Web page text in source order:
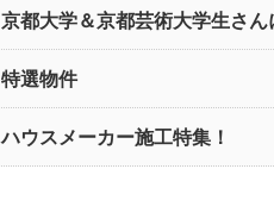
京都大学＆京都芸術大学生さん
特選物件
ハウスメーカー施工特集！